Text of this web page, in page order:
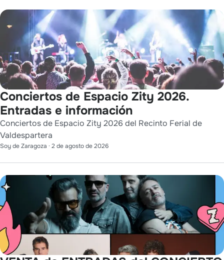
Conciertos de Espacio Zity 2026.
Entradas e información
Conciertos de Espacio Zity 2026 del Recinto Ferial de
Valdespartera
Soy de Zaragoza · 2 de agosto de 2026